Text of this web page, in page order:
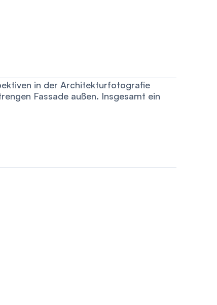
in der Architekturfotografie
Fassade außen. Insgesamt ein